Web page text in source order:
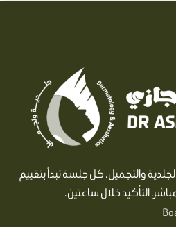
والتجميل. كل جلسة تبدأ بتقييم
التأكيد خلال ساعتين.